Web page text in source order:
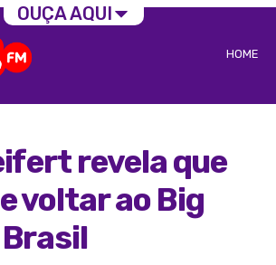
HOME
revela que
voltar ao Big
OUÇA AQUI